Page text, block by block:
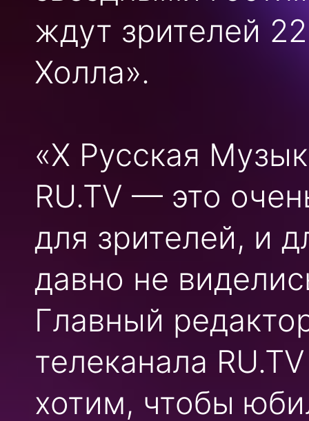
ждут зрителей
Холла».
«X Русская
RU.TV — это
для зрителей, и
давно не
Главный
телеканала
хотим, чтобы